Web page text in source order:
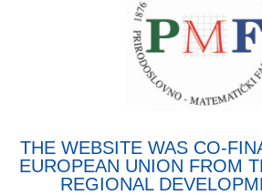
THE WEBSITE WAS CO-
EUROPEAN UNION FROM
REGIONAL